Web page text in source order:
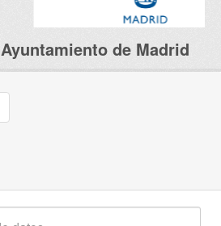
Ayuntamiento de Madrid